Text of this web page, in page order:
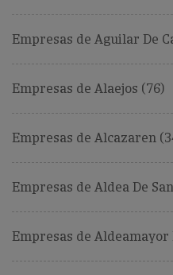
Empresas de Aguilar De
Empresas de Alaejos (76)
Empresas de Alcazaren
Empresas de Aldea De
Empresas de Aldeamayor